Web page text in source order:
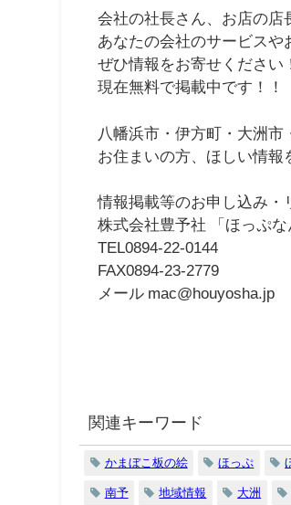
会社の社長さん、お店の店
あなたの会社のサービスや
ぜひ情報をお寄せください
現在無料で掲載中です！！
八幡浜市・伊方町・大洲市
お住まいの方、ほしい情報
情報掲載等のお申し込み・
株式会社豊予社 「ほっぷな
TEL0894-22-0144
FAX0894-23-2779
メール mac@houyosha.jp
関連キーワード
かまぼこ板の絵 ほっぷ
南予 地域情報 大洲